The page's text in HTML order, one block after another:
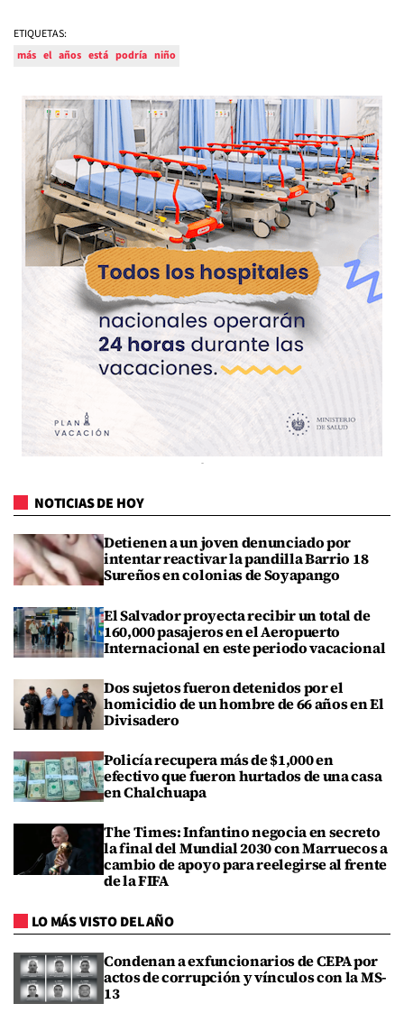
ETIQUETAS:
más el años está podría niño
NOTICIAS DE HOY
Detienen a un joven denunciado por
intentar reactivar la pandilla Barrio 18
Sureños en colonias de Soyapango
El Salvador proyecta recibir un total de
160,000 pasajeros en el Aeropuerto
Internacional en este periodo vacacional
Dos sujetos fueron detenidos por el
homicidio de un hombre de 66 años en El
Divisadero
Policía recupera más de $1,000 en
efectivo que fueron hurtados de una casa
en Chalchuapa
The Times: Infantino negocia en secreto
la final del Mundial 2030 con Marruecos a
cambio de apoyo para reelegirse al frente
de la FIFA
LO MÁS VISTO DEL AÑO
Condenan a exfuncionarios de CEPA por
actos de corrupción y vínculos con la MS-
13